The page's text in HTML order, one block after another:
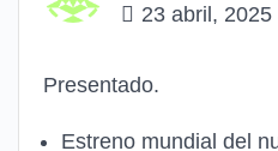
23 abril,
Presentado.
Estreno mundial del